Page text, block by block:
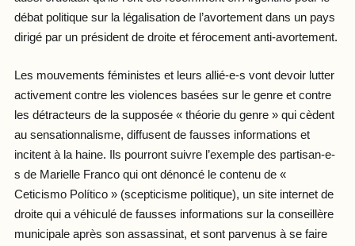
débat politique sur la légalisation de l’avortement dans un pays
dirigé par un président de droite et férocement anti-avortement.
Les mouvements féministes et leurs allié-e-s vont devoir lutter
activement contre les violences basées sur le genre et contre
les détracteurs de la supposée « théorie du genre » qui cèdent
au sensationnalisme, diffusent de fausses informations et
incitent à la haine. Ils pourront suivre l’exemple des partisan-e-
s de Marielle Franco qui ont dénoncé le contenu de «
Ceticismo Político » (scepticisme politique), un site internet de
droite qui a véhiculé de fausses informations sur la conseillère
municipale après son assassinat, et sont parvenus à se faire